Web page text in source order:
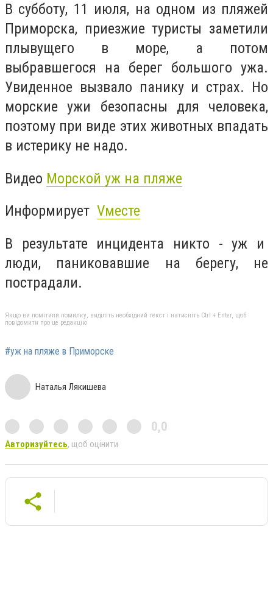
В субботу, 11 июля, на одном из пляжей
Приморска, приезжие туристы заметили
плывущего в море, а потом
выбравшегося на берег большого ужа.
Увиденное вызвало панику и страх. Но
морские ужи безопасны для человека,
поэтому при виде этих животных впадать
в истерику не надо.
Видео Морской уж на пляже
Информирует Vместе
В результате инцидента никто - уж и
люди, паниковавшие на берегу, не
пострадали.
Якщо ви помітили помилку, виділіть необхідний текст і натисніть Ctrl + Enter, щоб
повідомити про це редакцію
#уж на пляже в Приморске
Наталья Лякишева
0,0
Авторизуйтесь, щоб оцінити